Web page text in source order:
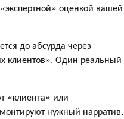
оценкой вашей
до абсурда через
клиентов». Один реальный
«клиента» или
нужный нарратив.